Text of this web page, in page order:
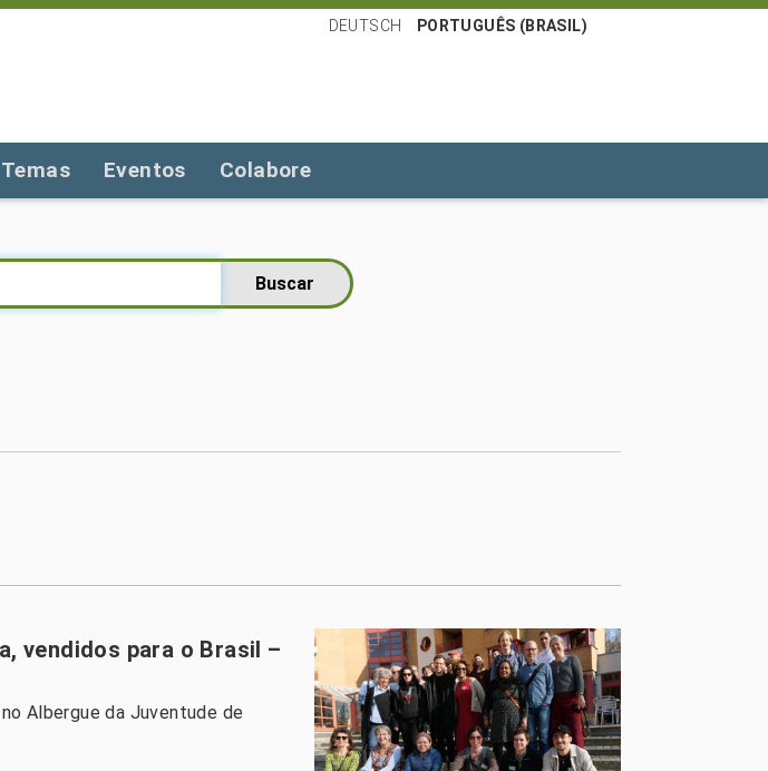
DEUTSCH PORTUGUÊS (BRASIL)
Temas Eventos Colabore
vendidos para o Brasil –
Albergue da Juventude de